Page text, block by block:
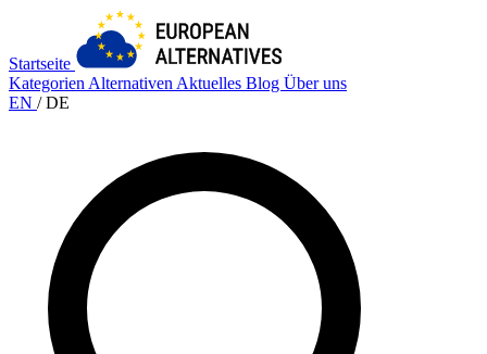
Startseite
Kategorien Alternativen Aktuelles Blog Über uns
EN / DE